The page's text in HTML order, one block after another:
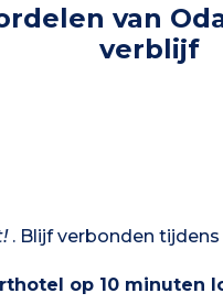
van
verblijf
. Blijf verbonden
op 10 minuten